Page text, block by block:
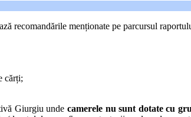
recomandările menționate pe parcursul
cărți;
Giurgiu unde camerele nu sunt dotate cu